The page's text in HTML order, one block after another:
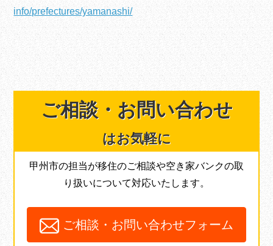
info/prefectures/yamanashi/
ご相談・ お問い合わせ
はお気軽に
甲州市の担当が移住のご相談や空き家バンクの取
り扱いについて対応いたします。
ご相談・お問い合わせフォーム